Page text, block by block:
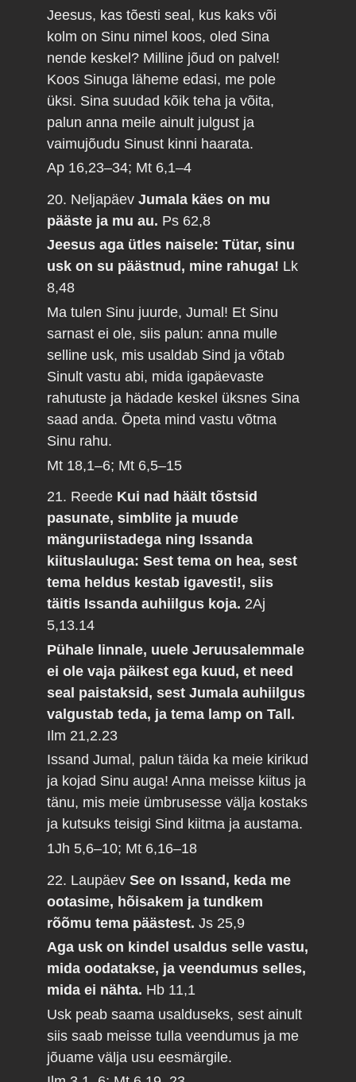
Jeesus, kas tõesti seal, kus kaks või
kolm on Sinu nimel koos, oled Sina
nende keskel? Milline jõud on palvel!
Koos Sinuga läheme edasi, me pole
üksi. Sina suudad kõik teha ja võita,
palun anna meile ainult julgust ja
vaimujõudu Sinust kinni haarata.
Ap 16,23–34; Mt 6,1–4
20. NeljapäevJumala käes on mu
pääste ja mu au. Ps 62,8
Jeesus aga ütles naisele: Tütar, sinu
usk on su päästnud, mine rahuga! Lk
8,48
Ma tulen Sinu juurde, Jumal! Et Sinu
sarnast ei ole, siis palun: anna mulle
selline usk, mis usaldab Sind ja võtab
Sinult vastu abi, mida igapäevaste
rahutuste ja hädade keskel üksnes Sina
saad anda. Õpeta mind vastu võtma
Sinu rahu.
Mt 18,1–6; Mt 6,5–15
21. Reede Kui nad häält tõstsid
pasunate, simblite ja muude
mänguriistadega ning Issanda
kiituslauluga: Sest tema on hea, sest
tema heldus kestab igavesti!, siis
täitis Issanda auhiilgus koja. 2Aj
5,13.14
Pühale linnale, uuele Jeruusalemmale
ei ole vaja päikest ega kuud, et need
seal paistaksid, sest Jumala auhiilgus
valgustab teda, ja tema lamp on Tall.
Ilm 21,2.23
Issand Jumal, palun täida ka meie kirikud
ja kojad Sinu auga! Anna meisse kiitus ja
tänu, mis meie ümbrusesse välja kostaks
ja kutsuks teisigi Sind kiitma ja austama.
1Jh 5,6–10; Mt 6,16–18
22. LaupäevSee on Issand, keda me
ootasime, hõisakem ja tundkem
rõõmu tema päästest.Js 25,9
Aga usk on kindel usaldus selle vastu,
mida oodatakse, ja veendumus selles,
mida ei nähta. Hb 11,1
Usk peab saama usalduseks, sest ainult
siis saab meisse tulla veendumus ja me
jõuame välja usu eesmärgile.